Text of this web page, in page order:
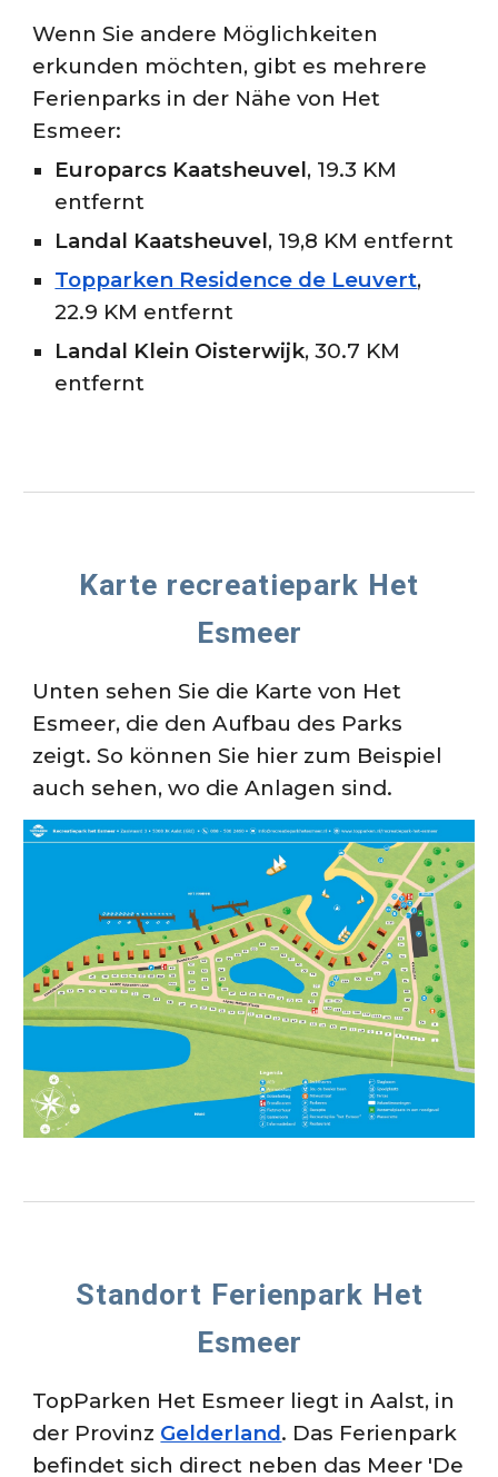
Wenn Sie andere Möglichkeiten
erkunden möchten, gibt es mehrere
Ferienparks in der Nähe von Het
Esmeer:
Europarcs Kaatsheuvel, 19.3 KM
entfernt
Landal Kaatsheuvel, 19,8 KM entfernt
Topparken Residence de Leuvert,
22.9 KM entfernt
Landal Klein Oisterwijk, 30.7 KM
entfernt
Karte recreatiepark Het
Esmeer
Unten sehen Sie die Karte von Het
Esmeer, die den Aufbau des Parks
zeigt. So können Sie hier zum Beispiel
auch sehen, wo die Anlagen sind.
Standort Ferienpark Het
Esmeer
TopParken Het Esmeer liegt in Aalst, in
der Provinz Gelderland. Das Ferienpark
befindet sich direct neben das Meer 'De